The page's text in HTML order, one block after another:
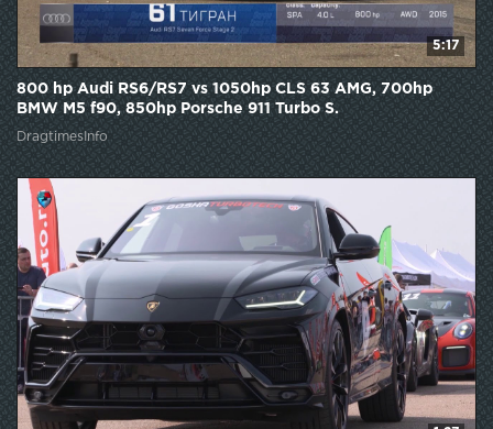
5:17
800 hp Audi RS6/RS7 vs 1050hp CLS 63 AMG, 700hp
BMW M5 f90, 850hp Porsche 911 Turbo S.
DragtimesInfo